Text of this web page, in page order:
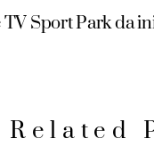
Sport Park da
Related